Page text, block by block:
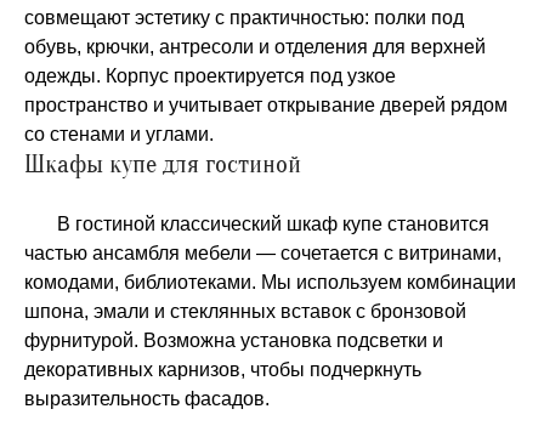
совмещают эстетику с практичностью: полки под
обувь, крючки, антресоли и отделения для верхней
одежды. Корпус проектируется под узкое
пространство и учитывает открывание дверей рядом
со стенами и углами.
Шкафы купе для гостиной
В гостиной классический шкаф купе становится
частью ансамбля мебели — сочетается с витринами,
комодами, библиотеками. Мы используем комбинации
шпона, эмали и стеклянных вставок с бронзовой
фурнитурой. Возможна установка подсветки и
декоративных карнизов, чтобы подчеркнуть
выразительность фасадов.